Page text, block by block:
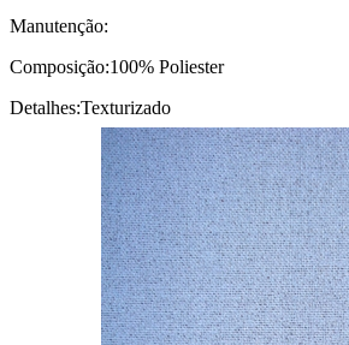
Manutenção:
Composição:100% Poliester
Detalhes:Texturizado